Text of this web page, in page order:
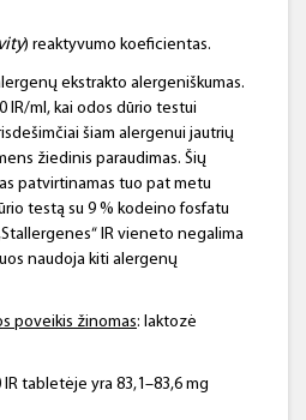
) reaktyvumo koeficientas.
ekstrakto alergeniškumas.
IR/ml, kai odos dūrio testui
šiam alergenui jautrių
žiedinis paraudimas. Šių
patvirtinamas tuo pat metu
testą su 9 % kodeino fosfatu
IR vieneto negalima
naudoja kiti alergenų
poveikis žinomas: laktozė
tabletėje yra 83,1–83,6 mg